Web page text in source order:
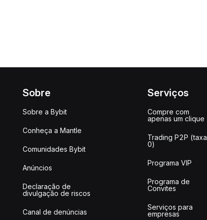
Sobre
Sobre a Bybit
Conheça a Mantle
Comunidades Bybit
Anúncios
Declaração de
divulgação de riscos
Canal de denúncias
Serviços
Compre com
apenas um clique
Trading P2P (taxa
0)
Programa VIP
Programa de
Convites
Serviços para
empresas